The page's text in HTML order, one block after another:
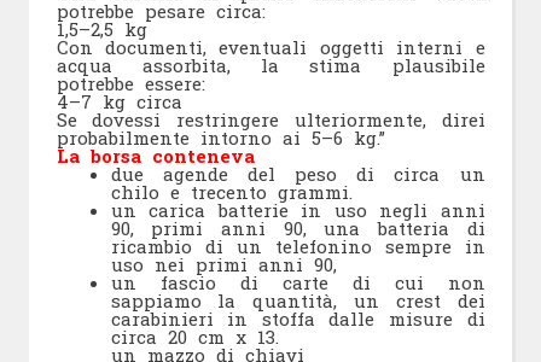
potrebbe pesare circa:
1,5–2,5 kg
Con documenti, eventuali oggetti interni e
acqua assorbita, la stima plausibile
potrebbe essere:
4–7 kg circa
Se dovessi restringere ulteriormente, direi
probabilmente intorno ai 5–6 kg.”
La borsa conteneva
due agende del peso di circa un
chilo e trecento grammi.
un carica batterie in uso negli anni
90, primi anni 90, una batteria di
ricambio di un telefonino sempre in
uso nei primi anni 90,
un fascio di carte di cui non
sappiamo la quantità, un crest dei
carabinieri in stoffa dalle misure di
circa 20 cm x 13.
un mazzo di chiavi